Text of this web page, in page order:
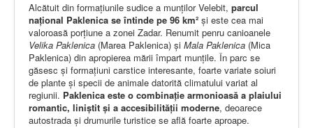
Alcătuit din formaţiunile sudice a munţilor Velebit, parcul
naţional Paklenica se întinde pe 96 km² şi este cea mai
valoroasă porţiune a zonei Zadar. Renumit penru canioanele
Velika Paklenica (Marea Paklenica) și Mala Paklenica (Mica
Paklenica) din apropierea mării împart munţile. În parc se
găsesc și formaţiuni carstice interesante, foarte variate soiuri
de plante şi specii de animale datorită climatului variat al
regiunii. Paklenica este o combinaţie armonioasă a plaiului
romantic, liniştit şi a accesibilităţii moderne, deoarece
autostrada şi drumurile turistice se află foarte aproape.